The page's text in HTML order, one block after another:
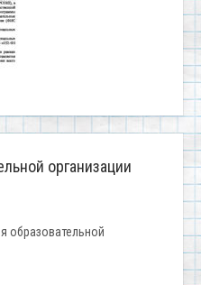
организации
образовательной